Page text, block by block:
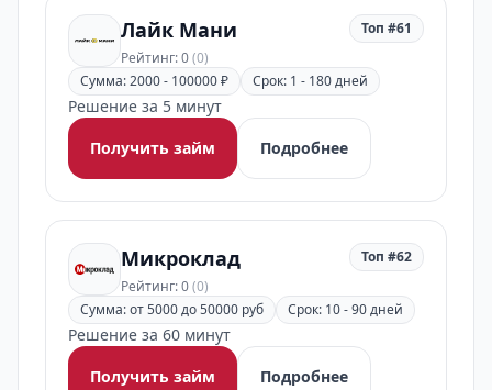
Лайк Мани
Рейтинг: 0(0)
Топ #61
Сумма: 2000 - 100000 ₽ Срок: 1 - 180 дней
Решение за 5 минут
Получить займ
Подробнее
Микроклад
Рейтинг: 0(0)
Топ #62
Сумма: от 5000 до 50000 руб Срок: 10 - 90 дней
Решение за 60 минут
Получить займ
Подробнее